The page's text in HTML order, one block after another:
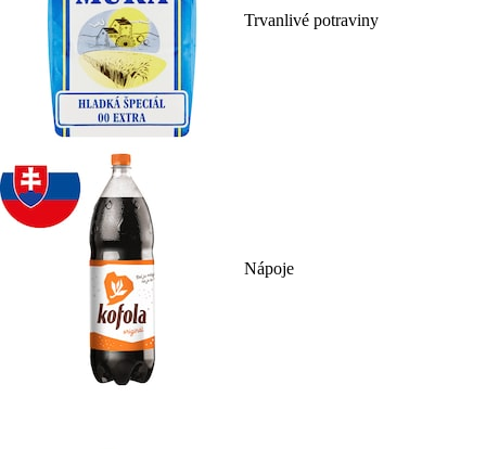
Trvanlivé potraviny
Nápoje